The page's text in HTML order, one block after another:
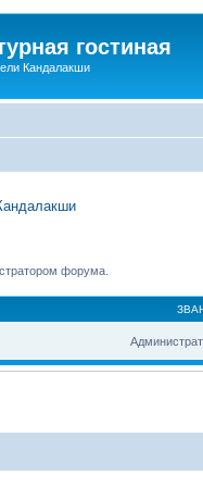
гостиная
Кандалакши
форума.